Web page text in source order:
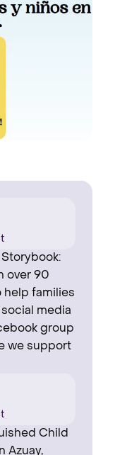
over 90
help families
media
group
we support
Child
Azuay,